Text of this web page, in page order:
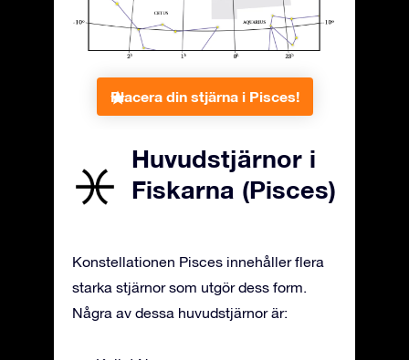
Placera din stjärna i Pisces!
Huvudstjärnor i
Fiskarna (Pisces)
Konstellationen Pisces innehåller flera
starka stjärnor som utgör dess form.
Några av dessa huvudstjärnor är: